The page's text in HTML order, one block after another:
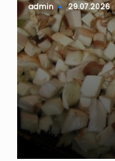
Запись
от
admin 29.07.2026